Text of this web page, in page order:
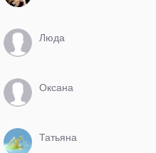
Люда
Оксана
Татьяна